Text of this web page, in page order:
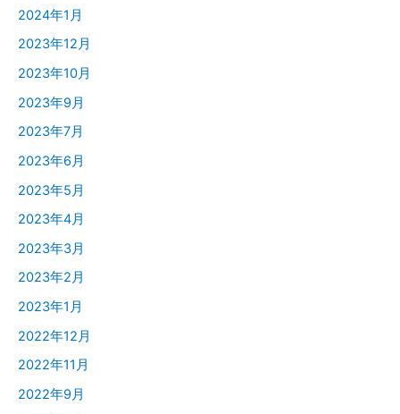
2024年1月
2023年12月
2023年10月
2023年9月
2023年7月
2023年6月
2023年5月
2023年4月
2023年3月
2023年2月
2023年1月
2022年12月
2022年11月
2022年9月